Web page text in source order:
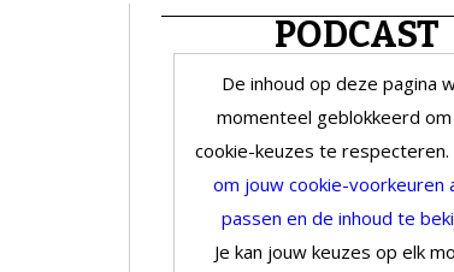
PODCAST
De inhoud op deze pagina
momenteel geblokkeerd
cookie-keuzes te respecteren.
om jouw cookie-voorkeuren
passen en de inhoud te
Je kan jouw keuzes op elk